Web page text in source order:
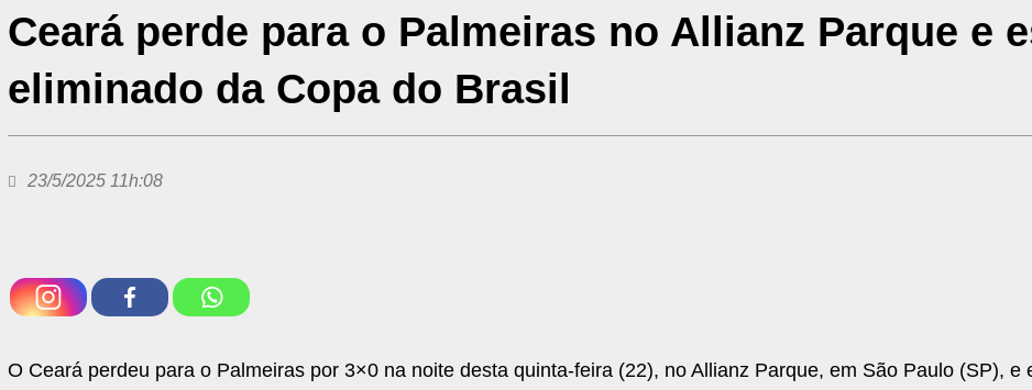
Ceará perde para o Palmeiras no Allianz Parque e
eliminado da Copa do Brasil
23/5/2025 11h:08
O Ceará perdeu para o Palmeiras por 3×0 na noite desta quinta-feira (22), no Allianz Parque, em São Paulo (SP), e